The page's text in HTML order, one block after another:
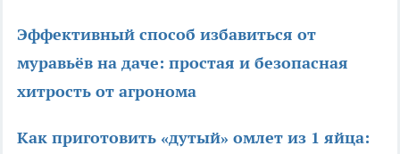
Эффективный способ избавиться от
муравьёв на даче: простая и безопасная
хитрость от агронома
Как приготовить «дутый» омлет из 1 яйца: